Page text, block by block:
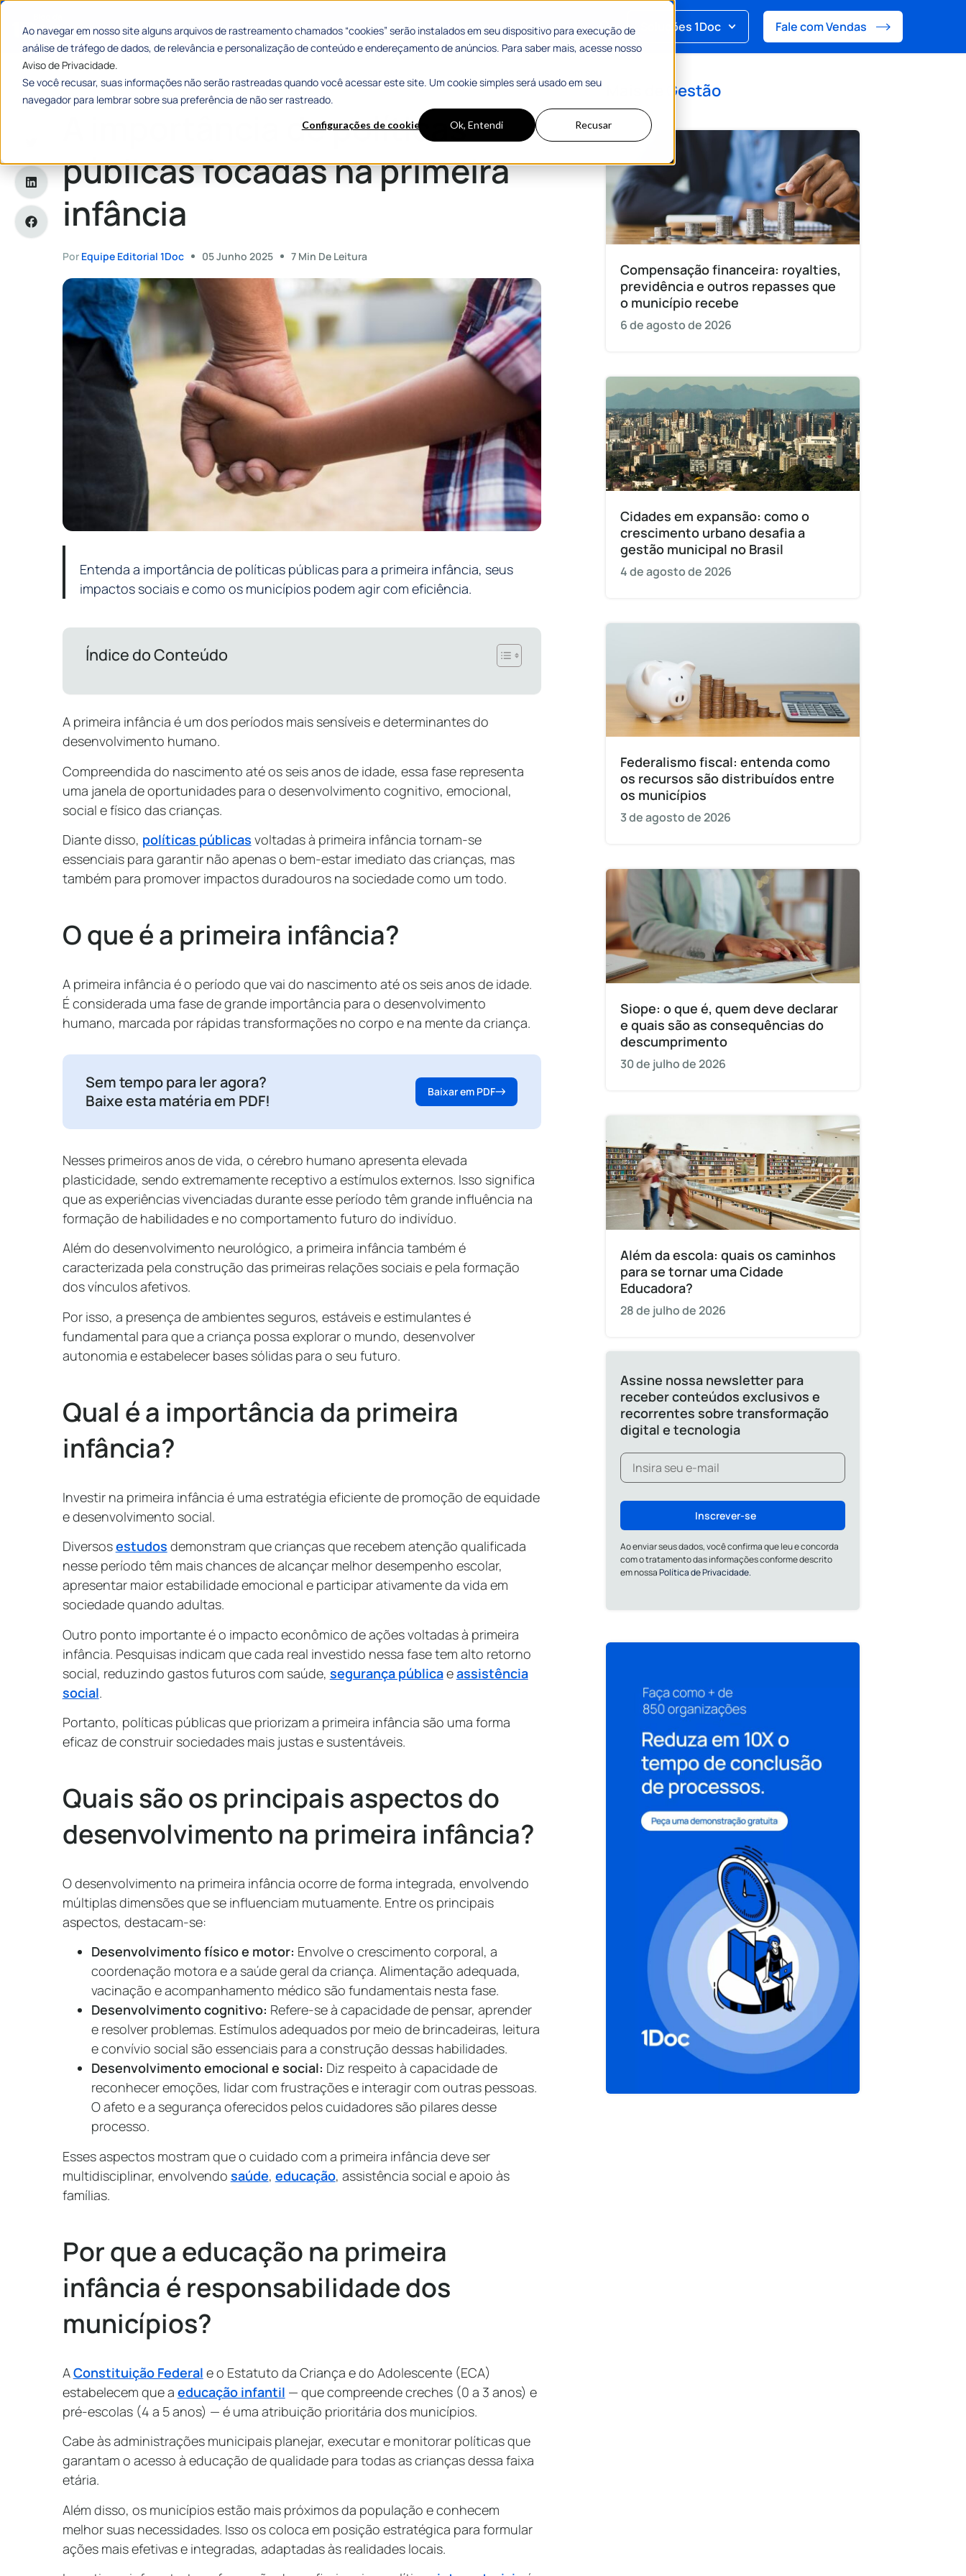
Ao navegar em nosso site alguns arquivos de rastreamento chamados “cookies” serão instalados em seu dispositivo para execução de
análise de tráfego de dados, de relevância e personalização de conteúdo e endereçamento de anúncios. Para saber mais, acesse nosso
Aviso de Privacidade.
Se você recusar, suas informações não serão rastreadas quando você acessar este site. Um cookie simples será usado em seu
navegador para lembrar sobre sua preferência de não ser rastreado.
Configurações de cookies Ok, Entendi Recusar
Categorias Histórias de Sucesso Materiais Gratuitos Soluções 1Doc Fale com Vendas
Home»A importância de políticas públicas focadas na primeira infância
A importância de políticas
públicas focadas na primeira
infância
Por Equipe Editorial 1Doc 05 Junho 2025 7 Min De Leitura
Entenda a importância de políticas públicas para a primeira infância, seus
impactos sociais e como os municípios podem agir com eficiência.
Índice do Conteúdo
A primeira infância é um dos períodos mais sensíveis e determinantes do
desenvolvimento humano.
Compreendida do nascimento até os seis anos de idade, essa fase representa
uma janela de oportunidades para o desenvolvimento cognitivo, emocional,
social e físico das crianças.
Diante disso, políticas públicas voltadas à primeira infância tornam-se
essenciais para garantir não apenas o bem-estar imediato das crianças, mas
também para promover impactos duradouros na sociedade como um todo.
O que é a primeira infância?
A primeira infância é o período que vai do nascimento até os seis anos de idade.
É considerada uma fase de grande importância para o desenvolvimento
humano, marcada por rápidas transformações no corpo e na mente da criança.
Sem tempo para ler agora?
Baixe esta matéria em PDF!
Baixar em PDF
Nesses primeiros anos de vida, o cérebro humano apresenta elevada
plasticidade, sendo extremamente receptivo a estímulos externos. Isso significa
que as experiências vivenciadas durante esse período têm grande influência na
formação de habilidades e no comportamento futuro do indivíduo.
Além do desenvolvimento neurológico, a primeira infância também é
caracterizada pela construção das primeiras relações sociais e pela formação
dos vínculos afetivos.
Por isso, a presença de ambientes seguros, estáveis e estimulantes é
fundamental para que a criança possa explorar o mundo, desenvolver
autonomia e estabelecer bases sólidas para o seu futuro.
Qual é a importância da primeira
infância?
Investir na primeira infância é uma estratégia eficiente de promoção de equidade
e desenvolvimento social.
Diversosestudos demonstram que crianças que recebem atenção qualificada
nesse período têm mais chances de alcançar melhor desempenho escolar,
apresentar maior estabilidade emocional e participar ativamente da vida em
sociedade quando adultas.
Outro ponto importante é o impacto econômico de ações voltadas à primeira
infância. Pesquisas indicam que cada real investido nessa fase tem alto retorno
social, reduzindo gastos futuros com saúde, segurança públicaeassistência
social.
Portanto, políticas públicas que priorizam a primeira infância são uma forma
eficaz de construir sociedades mais justas e sustentáveis.
Quais são os principais aspectos do
desenvolvimento na primeira infância?
O desenvolvimento na primeira infância ocorre de forma integrada, envolvendo
múltiplas dimensões que se influenciam mutuamente. Entre os principais
aspectos, destacam-se:
Desenvolvimento físico e motor: Envolve o crescimento corporal, a
coordenação motora e a saúde geral da criança. Alimentação adequada,
vacinação e acompanhamento médico são fundamentais nesta fase.
Desenvolvimento cognitivo: Refere-se à capacidade de pensar, aprender
e resolver problemas. Estímulos adequados por meio de brincadeiras, leitura
e convívio social são essenciais para a construção dessas habilidades.
Desenvolvimento emocional e social: Diz respeito à capacidade de
reconhecer emoções, lidar com frustrações e interagir com outras pessoas.
O afeto e a segurança oferecidos pelos cuidadores são pilares desse
processo.
Esses aspectos mostram que o cuidado com a primeira infância deve ser
multidisciplinar, envolvendo saúde, educação, assistência social e apoio às
famílias.
Por que a educação na primeira
infância é responsabilidade dos
municípios?
AConstituição Federal e o Estatuto da Criança e do Adolescente (ECA)
estabelecem que a educação infantil — que compreende creches (0 a 3 anos) e
pré-escolas (4 a 5 anos) — é uma atribuição prioritária dos municípios.
Cabe às administrações municipais planejar, executar e monitorar políticas que
garantam o acesso à educação de qualidade para todas as crianças dessa faixa
etária.
Além disso, os municípios estão mais próximos da população e conhecem
melhor suas necessidades. Isso os coloca em posição estratégica para formular
ações mais efetivas e integradas, adaptadas às realidades locais.
Gestão
Compensação financeira: royalties,
previdência e outros repasses que
o município recebe
6 de agosto de 2026
Cidades em expansão: como o
crescimento urbano desafia a
gestão municipal no Brasil
4 de agosto de 2026
Federalismo fiscal: entenda como
os recursos são distribuídos entre
os municípios
3 de agosto de 2026
Siope: o que é, quem deve declarar
e quais são as consequências do
descumprimento
30 de julho de 2026
Além da escola: quais os caminhos
para se tornar uma Cidade
Educadora?
28 de julho de 2026
Assine nossa newsletter para
receber conteúdos exclusivos e
recorrentes sobre transformação
digital e tecnologia
Inscrever-se
Ao enviar seus dados, você confirma que leu e concorda
com o tratamento das informações conforme descrito
em nossaPolítica de Privacidade.